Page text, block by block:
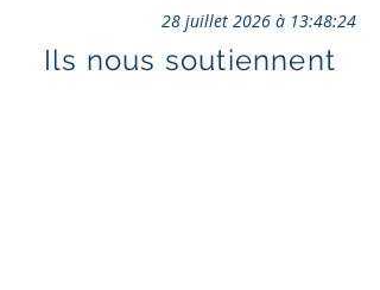
28 juillet 2026 à 13:48:24
Ils nous soutiennent